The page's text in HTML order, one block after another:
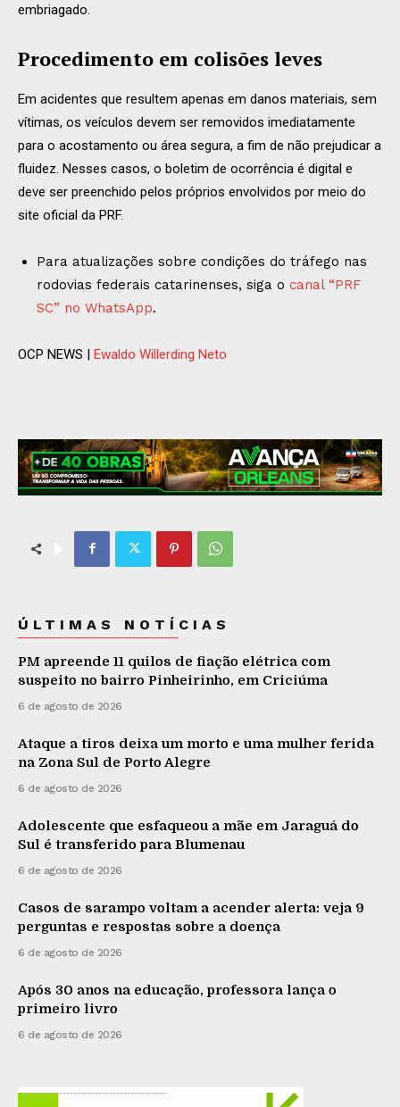
embriagado.
Procedimento em colisões leves
Em acidentes que resultem apenas em danos materiais, sem
vítimas, os veículos devem ser removidos imediatamente
para o acostamento ou área segura, a fim de não prejudicar a
fluidez. Nesses casos, o boletim de ocorrência é digital e
deve ser preenchido pelos próprios envolvidos por meio do
site oficial da PRF.
Para atualizações sobre condições do tráfego nas
rodovias federais catarinenses, siga o canal “PRF
SC” no WhatsApp.
OCP NEWS | Ewaldo Willerding Neto
ÚLTIMAS NOTÍCIAS
PM apreende 11 quilos de fiação elétrica com
suspeito no bairro Pinheirinho, em Criciúma
6 de agosto de 2026
Ataque a tiros deixa um morto e uma mulher ferida
na Zona Sul de Porto Alegre
6 de agosto de 2026
Adolescente que esfaqueou a mãe em Jaraguá do
Sul é transferido para Blumenau
6 de agosto de 2026
Casos de sarampo voltam a acender alerta: veja 9
perguntas e respostas sobre a doença
6 de agosto de 2026
Após 30 anos na educação, professora lança o
primeiro livro
6 de agosto de 2026